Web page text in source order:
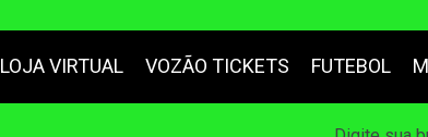
LOJA VIRTUAL VOZÃO TICKETS FUTEBOL